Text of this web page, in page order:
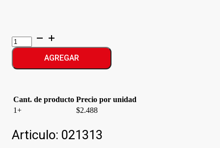
MONTESION
PREPIZZA
cantidad
AGREGAR
Cant. de producto Precio por unidad
1+
$2.488
Articulo: 021313